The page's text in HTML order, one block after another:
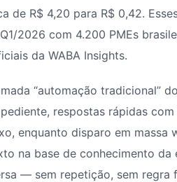
de R$ 4,20 para R$ 0,42.
2026 com 4.200 PMEs
da WABA Insights.
“automação tradicional”
respostas rápidas
enquanto disparo em massa
na base de conhecimento da
— sem repetição, sem regra